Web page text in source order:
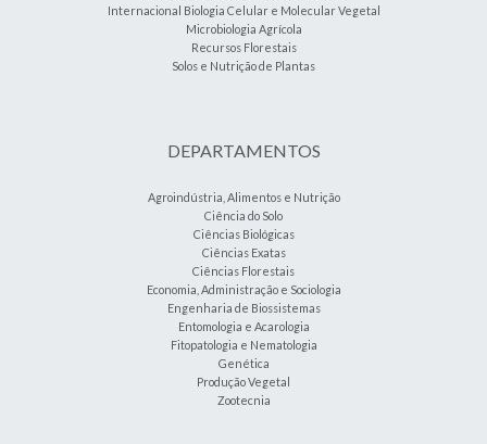
Internacional Biologia Celular e Molecular Vegetal
Microbiologia Agrícola
Recursos Florestais
Solos e Nutrição de Plantas
DEPARTAMENTOS
Agroindústria, Alimentos e Nutrição
Ciência do Solo
Ciências Biológicas
Ciências Exatas
Ciências Florestais
Economia, Administração e Sociologia
Engenharia de Biossistemas
Entomologia e Acarologia
Fitopatologia e Nematologia
Genética
Produção Vegetal
Zootecnia